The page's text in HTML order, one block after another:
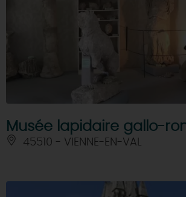
Musée lapidaire gallo-
45510 - VIENNE-EN-VAL